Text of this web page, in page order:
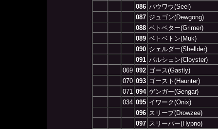
086 パウワウ(Seel)
087 ジュゴン(Dewgong)
088 ベトベター(Grimer)
089 ベトベトン(Muk)
090 シェルダー(Shellder)
091 パルシェン(Cloyster)
069 092 ゴース(Gastly)
070 093 ゴースト(Haunter)
071 094 ゲンガー(Gengar)
034 095 イワーク(Onix)
096 スリープ(Drowzee)
097 スリーパー(Hypno)